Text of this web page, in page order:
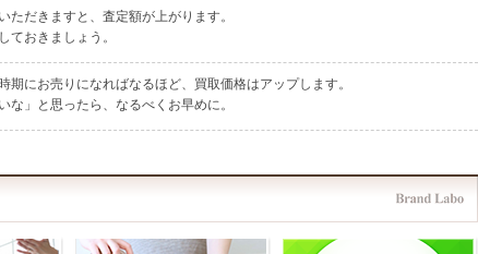
ただきますと、査定額が上がります。
ておきましょう。
期にお売りになればなるほど、買取価格はアップします。
な」と思ったら、なるべくお早めに。